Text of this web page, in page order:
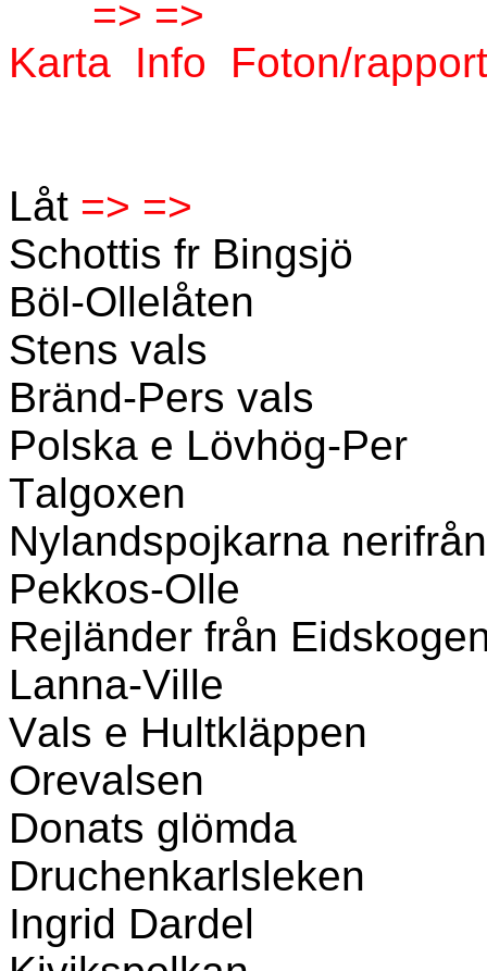
=> =>
Karta Info Foton/
Låt => =>
Schottis fr Bingsjö
Böl-Ollelåten
Stens vals
Bränd-Pers vals
Polska e Lövhög-Per
Talgoxen
Nylandspojkarna nerifrån
Pekkos-Olle
Rejländer från
Lanna-Ville
Vals e Hultkläppen
Orevalsen
Donats glömda
Druchenkarlsleken
Ingrid Dardel